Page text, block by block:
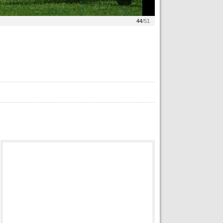
44/51